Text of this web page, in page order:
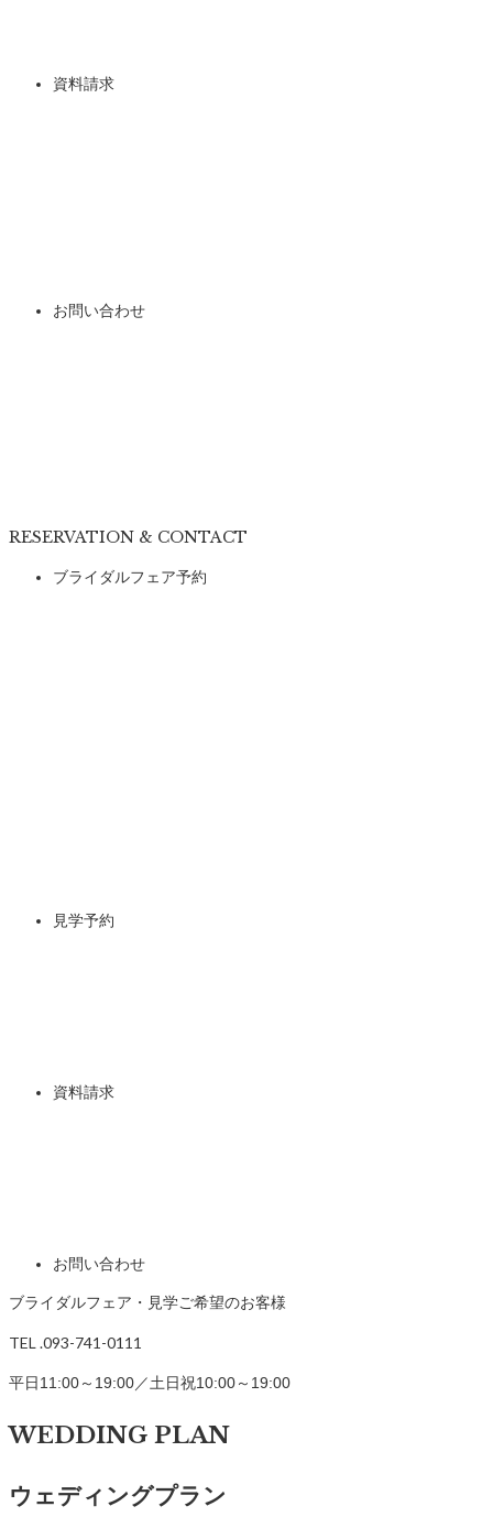
資料請求
お問い合わせ
RESERVATION & CONTACT
ブライダルフェア予約
見学予約
資料請求
お問い合わせ
ブライダルフェア・見学ご希望のお客様
TEL .093-741-0111
平日11:00～19:00／土日祝10:00～19:00
WEDDING PLAN
ウェディングプラン